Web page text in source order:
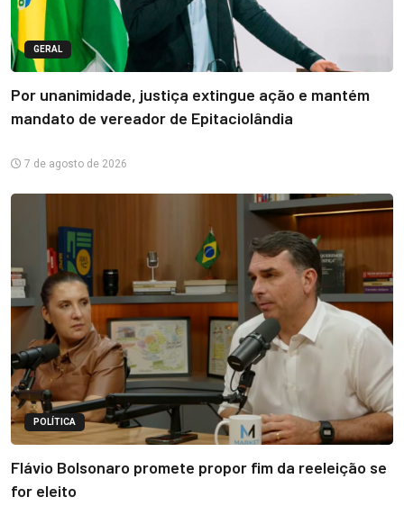
GERAL
Por unanimidade, justiça extingue ação e mantém
mandato de vereador de Epitaciolândia
7 de agosto de 2026
POLÍTICA
Flávio Bolsonaro promete propor fim da reeleição se
for eleito